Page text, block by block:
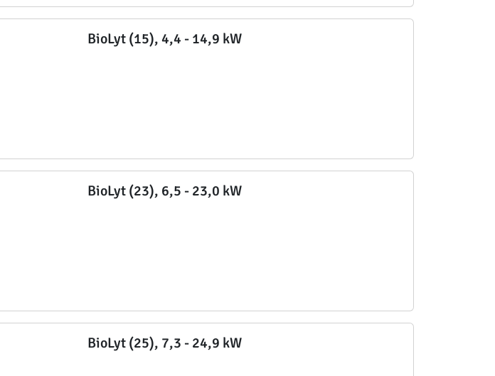
BioLyt (15), 4,4 - 14,9 kW
BioLyt (23), 6,5 - 23,0 kW
BioLyt (25), 7,3 - 24,9 kW